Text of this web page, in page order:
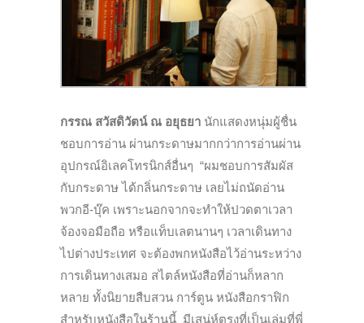
กรรณ สวัสดิวัตน์ ณ อยุธยา นักแสดงหนุ่มผู้ชื่น
ชอบการอ่าน ผ่านกระดาษมากกว่าการอ่านผ่าน
อุปกรณ์อิเลคโทรนิกส์อื่นๆ “ผมชอบการสัมผัส
กับกระดาษ ได้กลิ่นกระดาษ เลยไม่ถนัดอ่าน
พวกอี-บุ๊ค เพราะนอกจากจะทำให้ปวดตาเวลา
จ้องจอมือถือ หรือแท็บเลตนานๆ เวลาเดินทาง
ไปต่างประเทศ จะต้องพกหนังสือไว้อ่านระหว่าง
การเดินทางเสมอ สไตล์หนังสือที่อ่านก็หลาก
หลาย ทั้งนิยายสืบสวน การ์ตูน หนังสือกราฟิก
สำหรับหนังสือในร้านนี้ มีเสน่ห์ตรงที่เป็นเล่มที่พี่